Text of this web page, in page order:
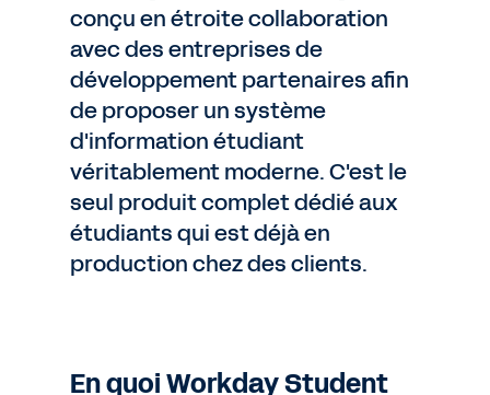
conçu en étroite collaboration
avec des entreprises de
développement partenaires afin
de proposer un système
d'information étudiant
véritablement moderne. C'est le
seul produit complet dédié aux
étudiants qui est déjà en
production chez des clients.
En quoi Workday Student